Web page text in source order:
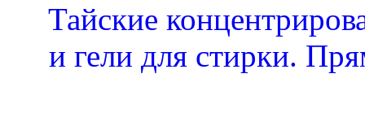
Тайские
и гели для стирки.